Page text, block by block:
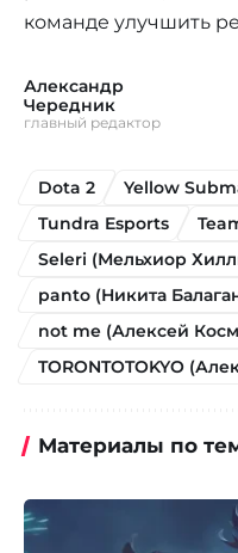
команде улучшить
Александр
Чередник
главный редактор
Dota 2 Yellow
Tundra Esports
Seleri (Мельхиор
panto (Никита
not me (Алексей
TORONTOTOKYO
Материалы по